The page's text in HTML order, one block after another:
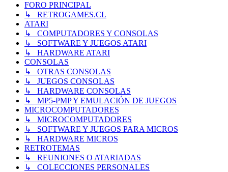
FORO PRINCIPAL
↳ RETROGAMES.CL
ATARI
↳ COMPUTADORES Y CONSOLAS
↳ SOFTWARE Y JUEGOS ATARI
↳ HARDWARE ATARI
CONSOLAS
↳ OTRAS CONSOLAS
↳ JUEGOS CONSOLAS
↳ HARDWARE CONSOLAS
↳ MP5-PMP Y EMULACIÓN DE JUEGOS
MICROCOMPUTADORES
↳ MICROCOMPUTADORES
↳ SOFTWARE Y JUEGOS PARA MICROS
↳ HARDWARE MICROS
RETROTEMAS
↳ REUNIONES O ATARIADAS
↳ COLECCIONES PERSONALES